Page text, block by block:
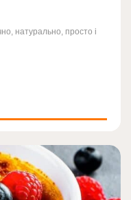
натурально, просто і